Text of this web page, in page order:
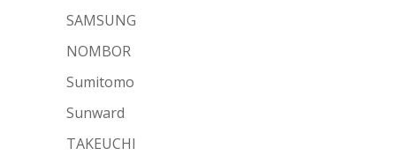
SAMSUNG
NOMBOR
Sumitomo
Sunward
TAKEUCHI